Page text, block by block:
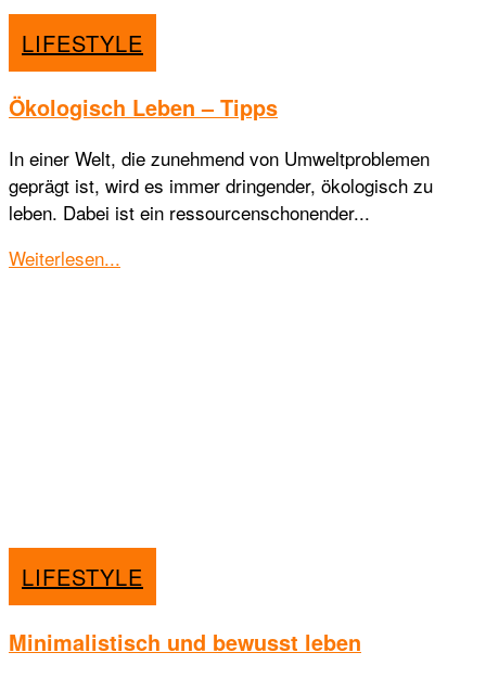
LIFESTYLE
Ökologisch Leben – Tipps
In einer Welt, die zunehmend von Umweltproblemen
geprägt ist, wird es immer dringender, ökologisch zu
leben. Dabei ist ein ressourcenschonender...
Weiterlesen...
LIFESTYLE
Minimalistisch und bewusst leben